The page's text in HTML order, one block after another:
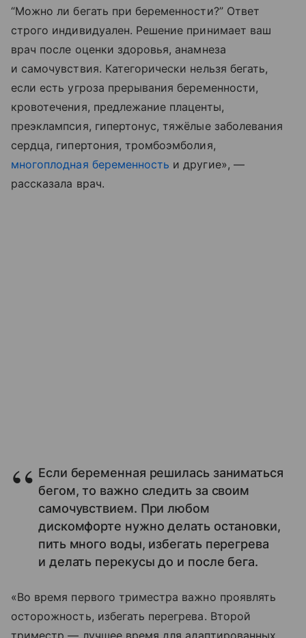
“Можно ли бегать при беременности?” Ответ
строго индивидуален. Решение принимает ваш
врач после оценки здоровья, анамнеза
и самочувствия. Категорически нельзя бегать,
если есть угроза прерывания беременности,
кровотечения, предлежание плаценты,
преэклампсия, гипертонус, тяжёлые заболевания
сердца, гипертония, тромбоэмболия,
многоплодная беременность и другие», —
рассказала врач.
Если беременная решилась заниматься
бегом, то важно следить за своим
самочувствием. При любом
дискомфорте нужно делать остановки,
пить много воды, избегать перегрева
и делать перекусы до и после бега.
«Во время первого триместра важно проявлять
осторожность, избегать перегрева. Второй